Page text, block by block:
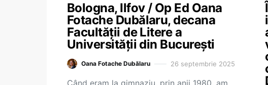
Bologna, Ilfov / Op Ed Oana
Fotache Dubălaru, decana
Facultății de Litere a
Universității din București
Oana Fotache Dubălaru 26 septembrie 2025
Când eram la gimnaziu, prin anii 1980, am